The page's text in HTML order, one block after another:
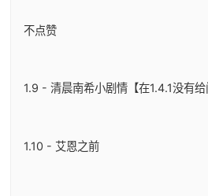
不点赞
1.9 - 清晨南希小剧情【在1.4.1没有给
1.10 - 艾恩之前